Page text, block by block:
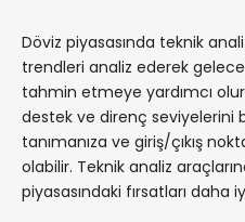
Döviz piyasasında teknik
trendleri analiz ederek
tahmin etmeye yardımcı
destek ve direnç seviyelerini
tanımanıza ve giriş/çıkış
olabilir. Teknik analiz
piyasasındaki fırsatları daha